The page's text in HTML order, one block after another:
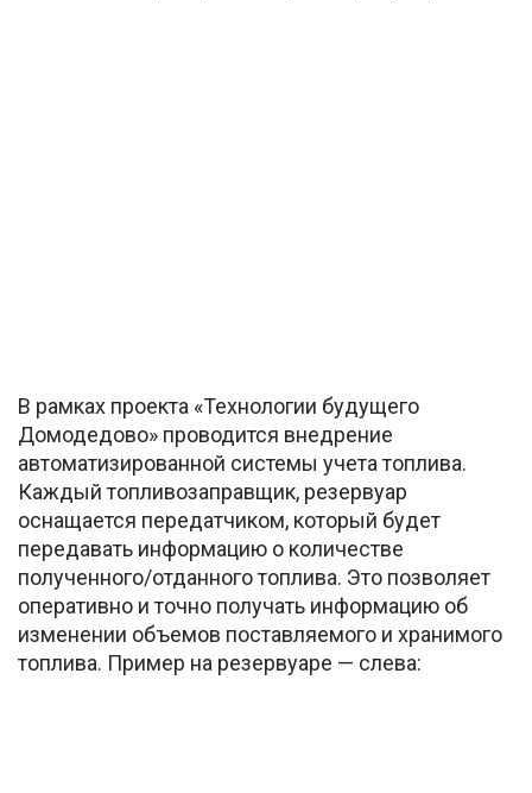
В рамках проекта «Технологии будущего
Домодедово» проводится внедрение
автоматизированной системы учета топлива.
Каждый топливозаправщик, резервуар
оснащается передатчиком, который будет
передавать информацию о количестве
полученного/отданного топлива. Это позволяет
оперативно и точно получать информацию об
изменении объемов поставляемого и хранимого
топлива. Пример на резервуаре — слева: